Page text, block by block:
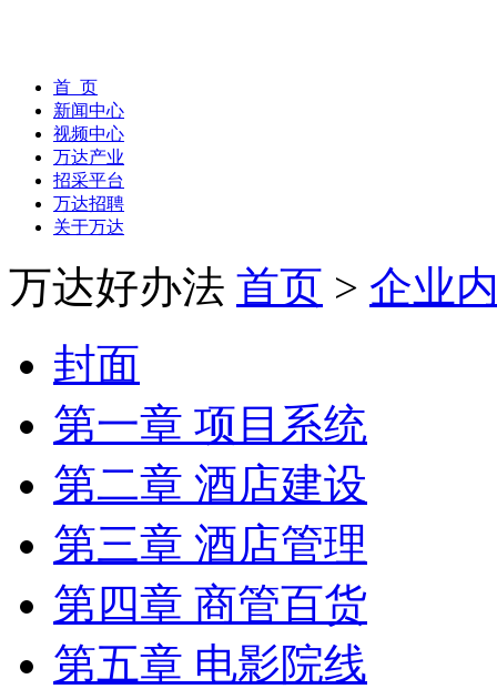
首 页
新闻中心
视频中心
万达产业
招采平台
万达招聘
关于万达
万达好办法 首页 > 企业
封面
第一章 项目系统
第二章 酒店建设
第三章 酒店管理
第四章 商管百货
第五章 电影院线